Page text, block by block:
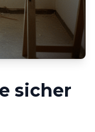
sicher